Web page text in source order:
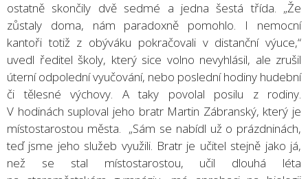
ostatně skončily dvě sedmé a jedna šestá třída. „Že
zůstaly doma, nám paradoxně pomohlo. I nemocní
kantoři totiž z obýváku pokračovali v distanční výuce,“
uvedl ředitel školy, který sice volno nevyhlásil, ale zrušil
úterní odpolední vyučování, nebo poslední hodiny hudební
či tělesné výchovy. A taky povolal posilu z rodiny.
V hodinách suploval jeho bratr Martin Zábranský, který je
místostarostou města. „Sám se nabídl už o prázdninách,
teď jsme jeho služeb využili. Bratr je učitel stejně jako já,
než se stal místostarostou, učil dlouhá léta